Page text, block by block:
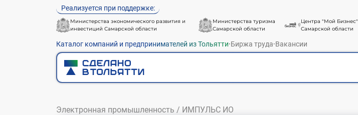
Реализуется при поддержке:
Министерства экономического развития и
инвестиций Самарской области
Министерства туризма
Самарской области
Центра "Мой Бизнес"
Самарской области
Каталог компаний и предпринимателей из Тольятти·Биржа труда·Вакансии
Электронная промышленность / ИМПУЛЬС ИО